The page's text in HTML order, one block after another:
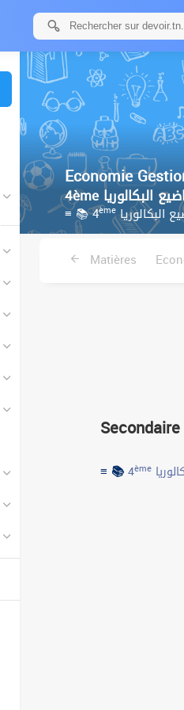
Economie
≡ 📚 4ème البكالوريا
Matières
Secondaire
≡ 📚4ème